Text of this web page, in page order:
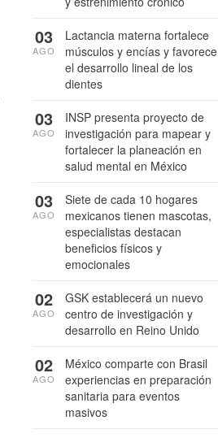
Lactancia materna fortalece
músculos y encías y favorece
el desarrollo lineal de los
dientes
03
AGO
INSP presenta proyecto de
investigación para mapear y
fortalecer la planeación en
salud mental en México
03
AGO
Siete de cada 10 hogares
mexicanos tienen mascotas,
especialistas destacan
beneficios físicos y
emocionales
03
AGO
GSK establecerá un nuevo
centro de investigación y
desarrollo en Reino Unido
02
AGO
México comparte con Brasil
experiencias en preparación
sanitaria para eventos
masivos
02
AGO